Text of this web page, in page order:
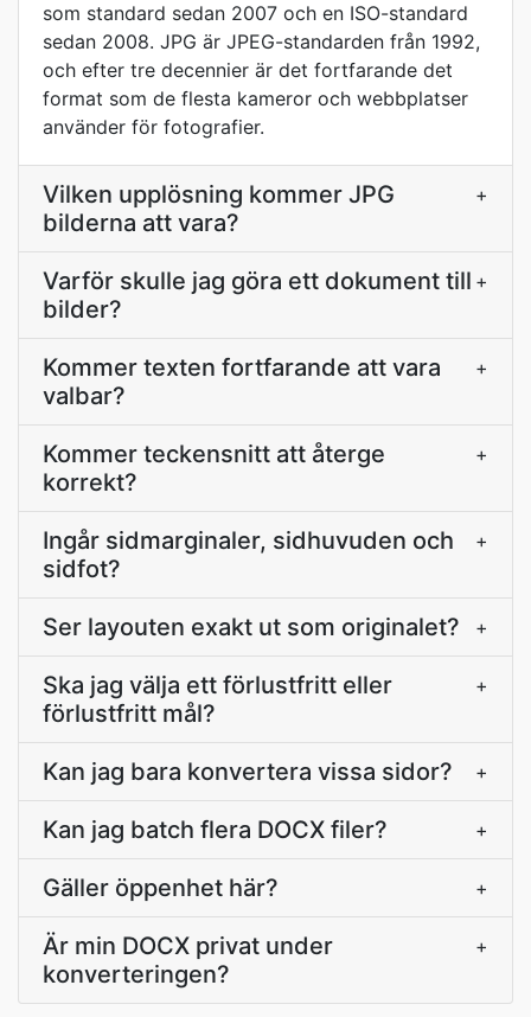
som standard sedan 2007 och en ISO-standard
sedan 2008. JPG är JPEG-standarden från 1992,
och efter tre decennier är det fortfarande det
format som de flesta kameror och webbplatser
använder för fotografier.
Vilken upplösning kommer JPG
bilderna att vara?
+
Varför skulle jag göra ett dokument till
bilder?
+
Kommer texten fortfarande att vara
valbar?
+
Kommer teckensnitt att återge
korrekt?
+
Ingår sidmarginaler, sidhuvuden och
sidfot?
+
Ser layouten exakt ut som originalet? +
Ska jag välja ett förlustfritt eller
förlustfritt mål?
+
Kan jag bara konvertera vissa sidor? +
Kan jag batch flera DOCX filer? +
Gäller öppenhet här? +
Är min DOCX privat under
konverteringen?
+